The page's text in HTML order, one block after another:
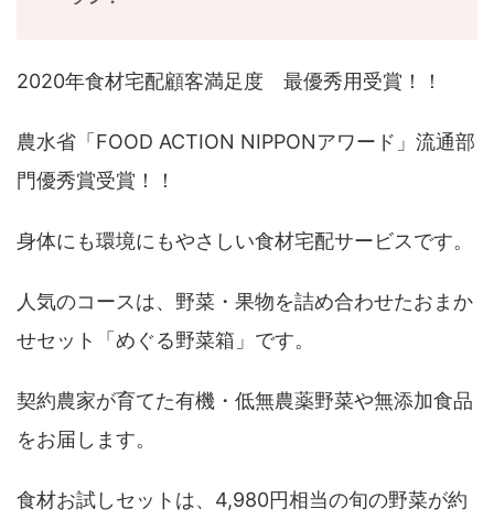
2020年食材宅配顧客満足度 最優秀用受賞！！
農水省「FOOD ACTION NIPPONアワード」流通部
門優秀賞受賞！！
身体にも環境にもやさしい食材宅配サービスです。
人気のコースは、野菜・果物を詰め合わせたおまか
せセット「めぐる野菜箱」です。
契約農家が育てた有機・低無農薬野菜や無添加食品
をお届します。
食材お試しセットは、4,980円相当の旬の野菜が約